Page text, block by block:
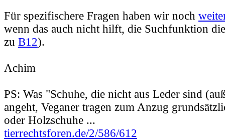
Für spezifischere Fragen haben wir noch
wenn das auch nicht hilft, die Suchfunktion
zu B12).
Achim
PS: Was "Schuhe, die nicht aus Leder sind
angeht, Veganer tragen zum Anzug
oder Holzschuhe ...
tierrechtsforen.de/2/586/612